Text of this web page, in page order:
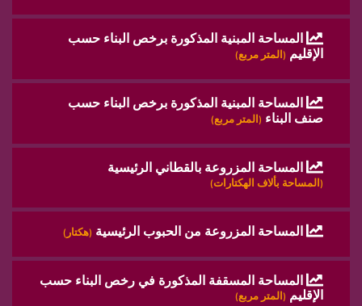
المساحة المبنية المذكورة برخص البناء حسب
الإقليم (المتر مربع)
المساحة المبنية المذكورة برخص البناء حسب
صنف البناء (المتر مربع)
المساحة المزروعة بالقطاني الرئيسية
(المساحة بألاف الهكتارات)
المساحة المزروعة من الحبوب الرئيسية (هكتار)
المساحة المسقفة المذكورة في رخص البناء حسب
الإقليم (المتر مربع)